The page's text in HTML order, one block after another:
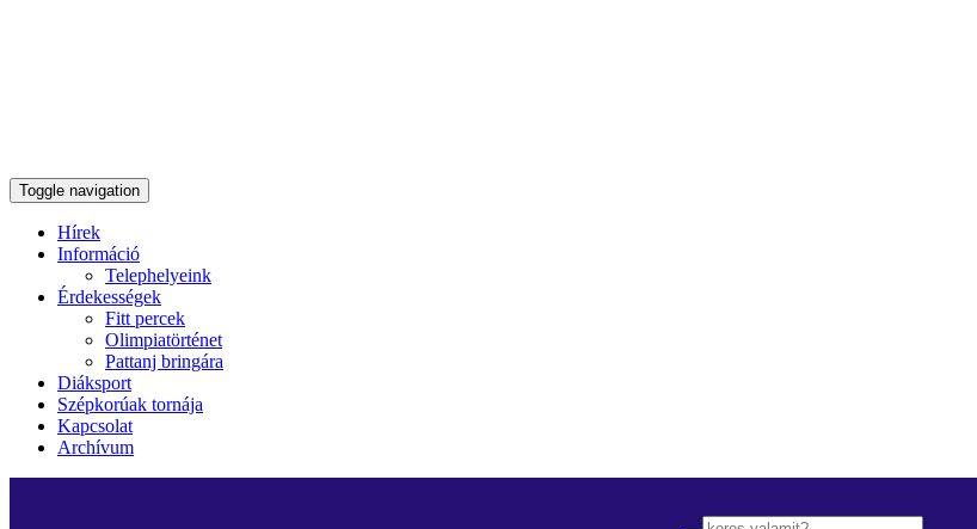
Toggle navigation
Hírek
Információ
Telephelyeink
Érdekességek
Fitt percek
Olimpiatörténet
Pattanj bringára
Diáksport
Szépkorúak tornája
Kapcsolat
Archívum